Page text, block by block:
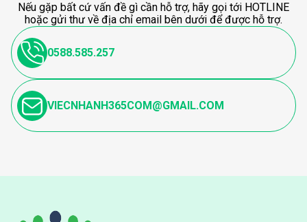
Nếu gặp bất cứ vấn đề gì cần hỗ trợ, hãy gọi tới HOTLINE
hoặc gửi thư về địa chỉ email bên dưới để được hỗ trợ.
0588.585.257
VIECNHANH365COM@GMAIL.COM